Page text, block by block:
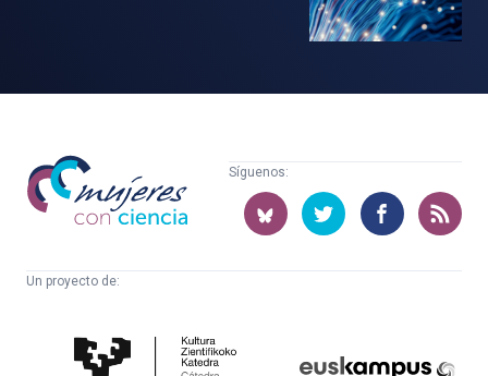
Mujeres
con
ciencia
Síguenos:
Un proyecto de:
Cultura